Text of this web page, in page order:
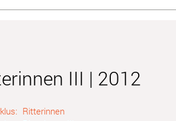
III | 2012
Ritterinnen